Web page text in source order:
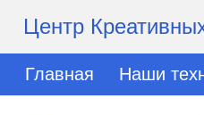
Центр
Главная Наши